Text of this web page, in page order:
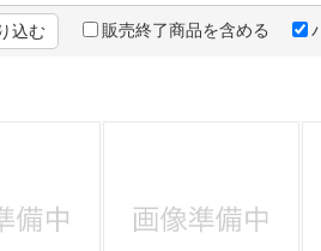
込む 販売終了商品を含める